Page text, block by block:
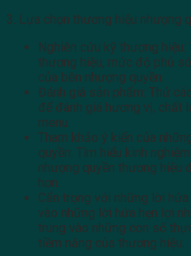
3. Lựa chọn thương hiệu nhượng
Nghiên cứu kỹ thương
thương hiệu, mức độ phủ
của bên nhượng quyền.
Đánh giá sản phẩm: Thử
để đánh giá hương vị, chất
menu.
Tham khảo ý kiến của
quyền: Tìm hiểu kinh
nhượng quyền thương hiệu
hơn.
Cẩn trọng với những lời
vào những lời hứa hẹn lợi
trung vào những con số
tiềm năng của thương hiệu.